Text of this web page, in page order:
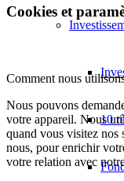
10
Cookies et
Comment nous
Nous pouvons
votre appareil. Nous
quand vous visitez nos
nous, pour enrichir
votre relation avec